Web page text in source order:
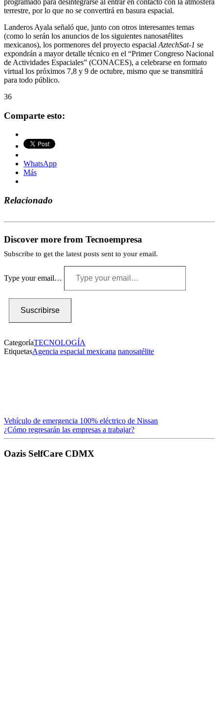
terrestre, por lo que no se convertirá en basura espacial.
Landeros Ayala señaló que, junto con otros interesantes temas
(como lo serán los anuncios de los siguientes nanosatélites
mexicanos), los pormenores del proyecto espacial AztechSat-1 se
expondrán a mayor detalle técnico en el “Primer Congreso Nacional
de Actividades Espaciales” (CONACES), a celebrarse en formato
virtual los próximos 7,8 y 9 de octubre, mismo que se transmitirá
para todo público.
36
Comparte esto:
WhatsApp
Más
Relacionado
Discover more from Tecnoempresa
Subscribe to get the latest posts sent to your email.
Type your email…
Suscribirse
CategoríaTECNOLOGÍA
EtiquetasAgencia espacial mexicana nanosatélite
Vehículo de emergencia 100% eléctrico de Nissan
¿Cómo regresarán las empresas a trabajar?
Oazis SelfCare CDMX